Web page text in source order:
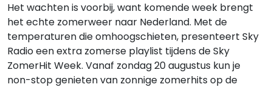
Het wachten is voorbij, want komende week brengt
het echte zomerweer naar Nederland. Met de
temperaturen die omhoogschieten, presenteert Sky
Radio een extra zomerse playlist tijdens de Sky
ZomerHit Week. Vanaf zondag 20 augustus kun je
non-stop genieten van zonnige zomerhits op de